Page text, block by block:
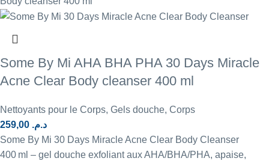
Some By Mi AHA BHA PHA 30 Days Miracle
Acne Clear Body cleanser 400 ml
Nettoyants pour le Corps, Gels douche, Corps
د.م.
Some By Mi 30 Days Miracle Acne Clear Body Cleanser
400 ml – gel douche exfoliant aux AHA/BHA/PHA, apaise,